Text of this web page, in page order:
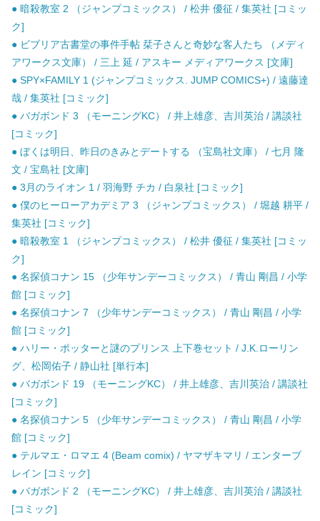
● 暗殺教室 2 （ジャンプコミックス） / 松井 優征 / 集英社 [コミッ
ク]
● ビブリア古書堂の事件手帖 栞子さんと奇妙な客人たち （メディ
アワークス文庫） / 三上 延 / アスキー メディアワークス [文庫]
● SPY×FAMILY 1 (ジャンプコミックス. JUMP COMICS+) / 遠藤達
哉 / 集英社 [コミック]
● バガボンド 3 （モーニングKC） / 井上雄彦、吉川英治 / 講談社
[コミック]
● ぼくは明日、昨日のきみとデートする （宝島社文庫） / 七月 隆
文 / 宝島社 [文庫]
● 3月のライオン 1 / 羽海野 チカ / 白泉社 [コミック]
● 僕のヒーローアカデミア 3 （ジャンプコミックス） / 堀越 耕平 /
集英社 [コミック]
● 暗殺教室 1 （ジャンプコミックス） / 松井 優征 / 集英社 [コミッ
ク]
● 名探偵コナン 15 （少年サンデーコミックス） / 青山 剛昌 / 小学
館 [コミック]
● 名探偵コナン 7 （少年サンデーコミックス） / 青山 剛昌 / 小学
館 [コミック]
● ハリー・ポッターと謎のプリンス 上下巻セット / J.K.ローリン
グ、松岡佑子 / 静山社 [単行本]
● バガボンド 19 （モーニングKC） / 井上雄彦、吉川英治 / 講談社
[コミック]
● 名探偵コナン 5 （少年サンデーコミックス） / 青山 剛昌 / 小学
館 [コミック]
● テルマエ・ロマエ 4 (Beam comix) / ヤマザキマリ / エンターブ
レイン [コミック]
● バガボンド 2 （モーニングKC） / 井上雄彦、吉川英治 / 講談社
[コミック]